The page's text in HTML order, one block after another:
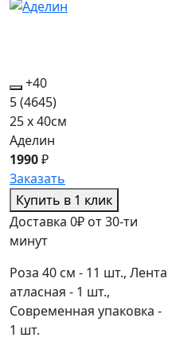
+40
5(4645)
25 x 40см
Аделин
1990₽
Заказать
Купить в 1 клик
Доставка 0₽ от 30-ти
минут
Роза 40 см - 11 шт., Лента
атласная - 1 шт.,
Современная упаковка -
1 шт.